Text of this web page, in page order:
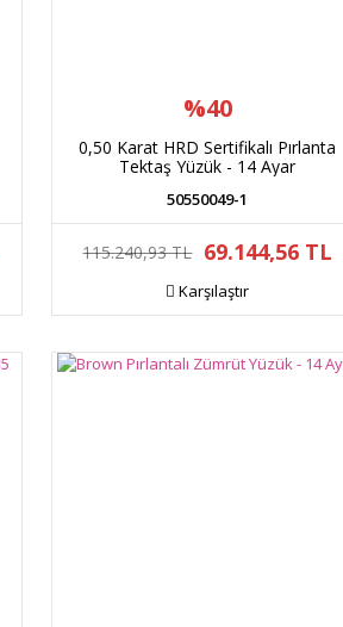
%40
0,50 Karat HRD Sertifikalı Pırlanta
Tektaş Yüzük - 14 Ayar
50550049-1
115.240,93 TL 69.144,56 TL
Karşılaştır